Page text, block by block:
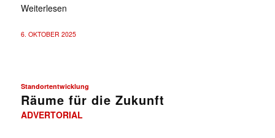
Weiterlesen
6. OKTOBER 2025
Standortentwicklung
Räume für die Zukunft
ADVERTORIAL